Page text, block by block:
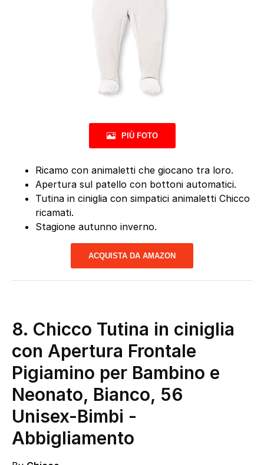
PIÙ FOTO
Ricamo con animaletti che giocano tra loro.
Apertura sul patello con bottoni automatici.
Tutina in ciniglia con simpatici animaletti Chicco
ricamati.
Stagione autunno inverno.
ACQUISTA DA AMAZON
8. Chicco Tutina in ciniglia
con Apertura Frontale
Pigiamino per Bambino e
Neonato, Bianco, 56
Unisex-Bimbi -
Abbigliamento